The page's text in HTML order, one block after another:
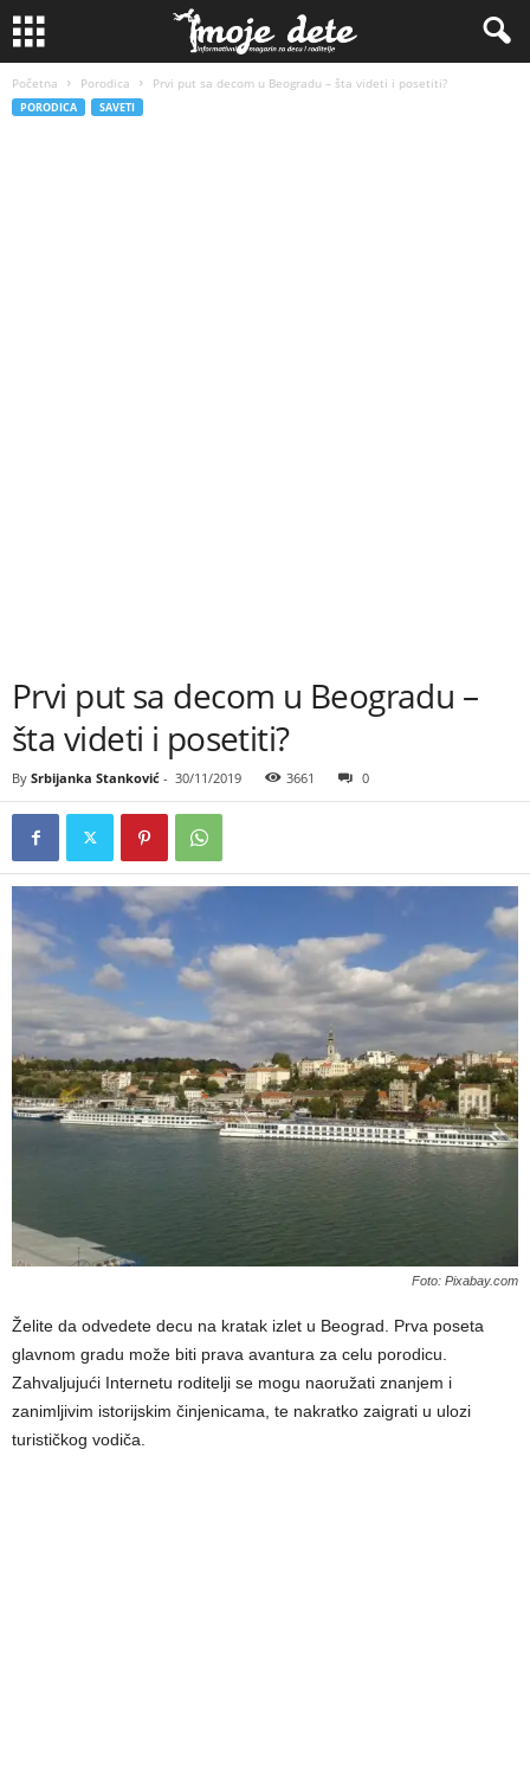
Početna Porodica Prvi put sa decom u Beogradu – šta videti i posetiti?
PORODICA SAVETI
Prvi put sa decom u Beogradu –
šta videti i posetiti?
By Srbijanka Stanković - 30/11/2019 3661 0
Foto: Pixabay.com
Želite da odvedete decu na kratak izlet u Beograd. Prva poseta
glavnom gradu može biti prava avantura za celu porodicu.
Zahvaljujući Internetu roditelji se mogu naoružati znanjem i
zanimljivim istorijskim činjenicama, te nakratko zaigrati u ulozi
turističkog vodiča.